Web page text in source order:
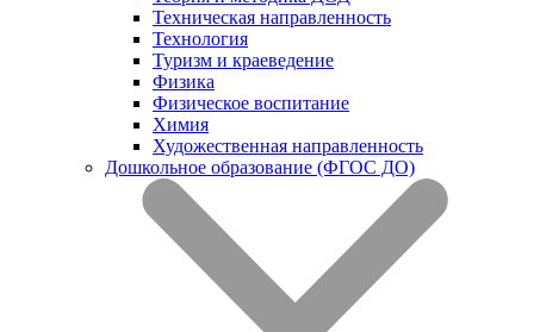
Техническая направленность
Технология
Туризм и краеведение
Физика
Физическое воспитание
Химия
Художественная направленность
Дошкольное образование (ФГОС ДО)